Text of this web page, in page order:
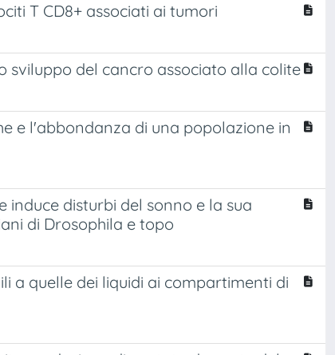
T CD8+ associati ai tumori
sviluppo del cancro associato alla colite
e l'abbondanza di una popolazione in
disturbi del sonno e la sua
di Drosophila e topo
a quelle dei liquidi ai compartimenti di